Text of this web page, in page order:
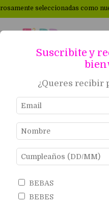
como nuevas para peques₊˚⊹♡
Suscribite y
¿Queres recibir
BEBAS
BEBES